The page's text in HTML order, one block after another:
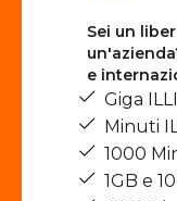
Sei un
e
Giga
Minuti
1000
1GB e